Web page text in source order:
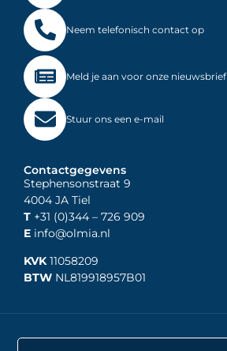
Neem telefonisch contact op
Meld je aan voor onze nieuwsbrief
Stuur ons een e-mail
Contactgegevens
Stephensonstraat 9
4004 JA Tiel
T +31 (0)344 – 726 909
E info@olmia.nl
KVK11058209
BTW NL819918957B01